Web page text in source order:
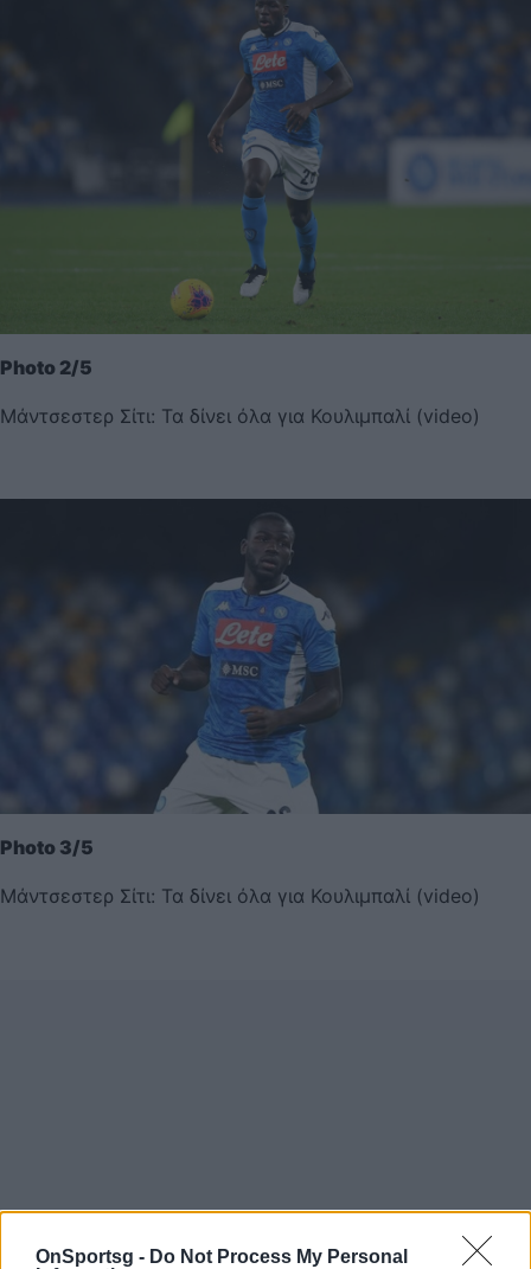
OnSportsg - Do Not Process My Personal
Photo 2/5
Μάντσεστερ Σίτι: Τα δίνει όλα για Κουλιμπαλί (video)
Photo 3/5
Μάντσεστερ Σίτι: Τα δίνει όλα για Κουλιμπαλί (video)